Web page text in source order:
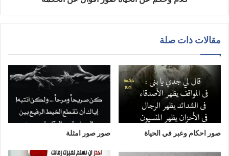
مقالات ذات صلة
صور احكام وعبر في الحياة صور صور امثلة